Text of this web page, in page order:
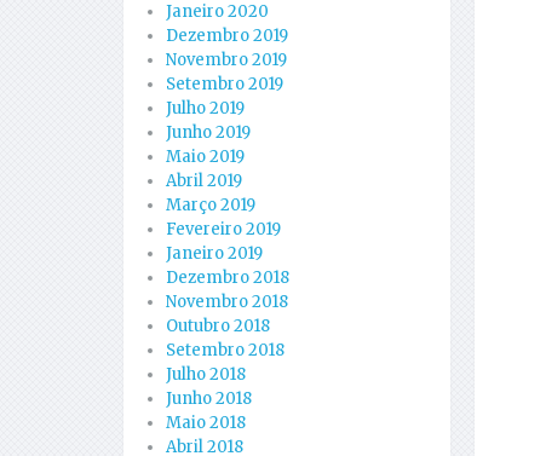
Janeiro 2020
Dezembro 2019
Novembro 2019
Setembro 2019
Julho 2019
Junho 2019
Maio 2019
Abril 2019
Março 2019
Fevereiro 2019
Janeiro 2019
Dezembro 2018
Novembro 2018
Outubro 2018
Setembro 2018
Julho 2018
Junho 2018
Maio 2018
Abril 2018